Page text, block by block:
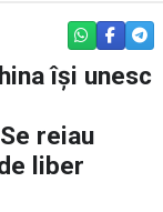
WHATSAPP
își unesc
reiau
liber